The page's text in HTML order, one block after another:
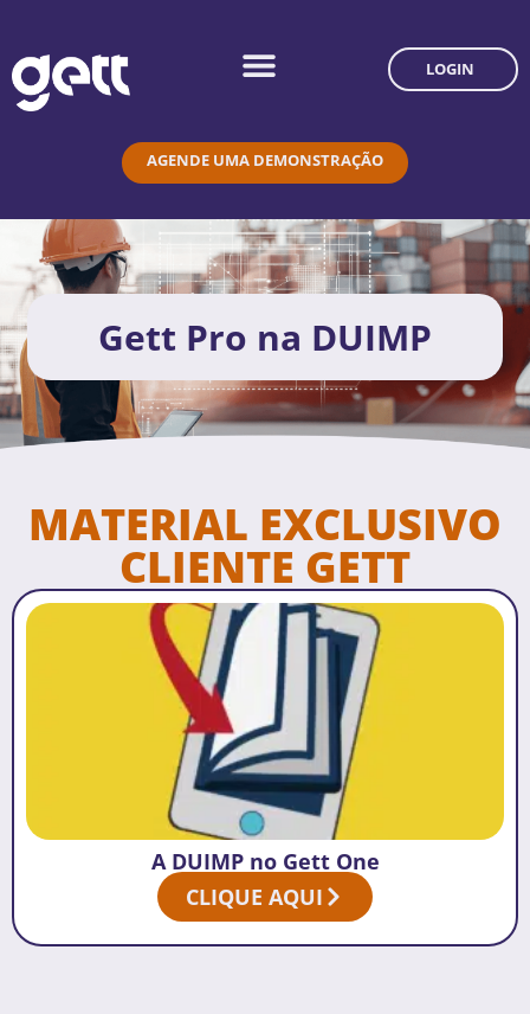
LOGIN
AGENDE UMA DEMONSTRAÇÃO
Gett Pro na DUIMP
MATERIAL EXCLUSIVO
CLIENTE GETT
A DUIMP no Gett One
CLIQUE AQUI